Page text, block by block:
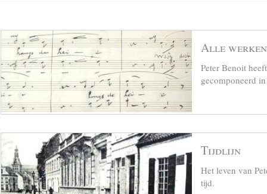
Alle werken
Peter Benoit
gecomponeerd
Tijdlijn
Het leven van
tijd.